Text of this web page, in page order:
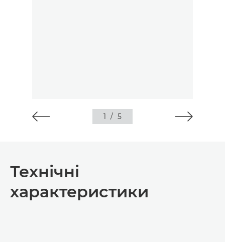
1 / 5
Технічні
характеристики